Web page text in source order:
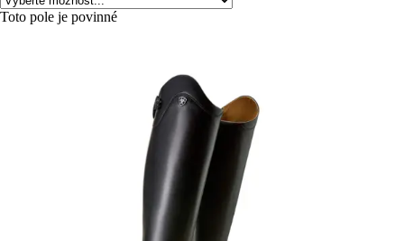
Toto pole je povinné